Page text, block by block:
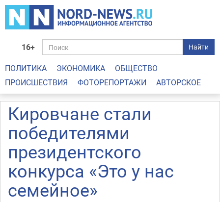
16+ Найти
ПОЛИТИКА ЭКОНОМИКА
ОБЩЕСТВО
ПРОИСШЕСТВИЯ
ФОТОРЕПОРТАЖИ АВТОРСКОЕ
Кировчане стали
победителями
президентского
конкурса «Это у нас
семейное»